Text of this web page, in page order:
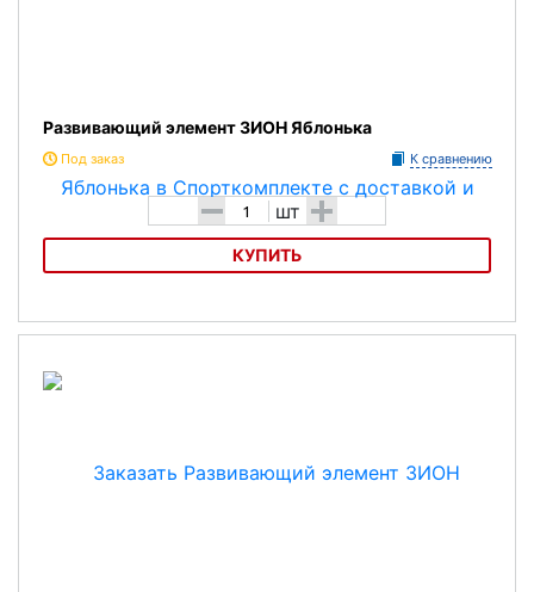
Развивающий элемент ЗИОН Яблонька
Под заказ К сравнению
- шт +
КУПИТЬ
Развивающий элемент ЗИОН Яблонька